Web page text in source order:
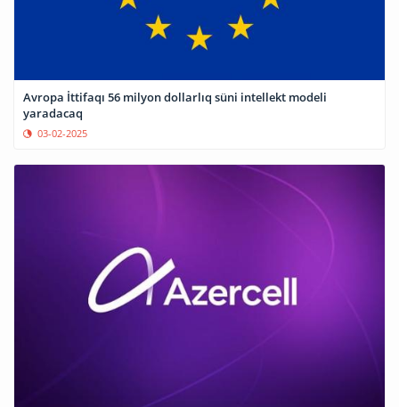
Avropa İttifaqı 56 milyon dollarlıq süni intellekt modeli
yaradacaq
03-02-2025